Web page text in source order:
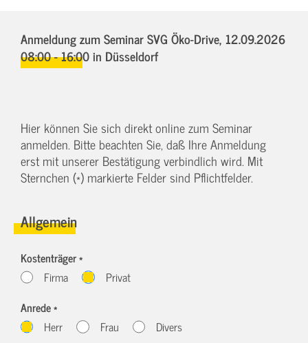
Anmeldung zum Seminar SVG Öko-Drive, 12.09.2026
08:00 - 16:00in Düsseldorf
Hier können Sie sich direkt online zum Seminar
anmelden. Bitte beachten Sie, daß Ihre Anmeldung
erst mit unserer Bestätigung verbindlich wird. Mit
Sternchen (*) markierte Felder sind Pflichtfelder.
Allgemein
Kostenträger *
Firma
Privat
Anrede *
Herr
Frau Divers